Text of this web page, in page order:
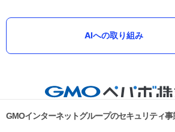
AIへの取り組み
GMOインターネットグループのセキュリティ事